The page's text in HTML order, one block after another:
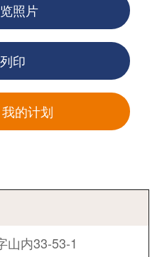
照片
列印
的计划
山内33-53-1